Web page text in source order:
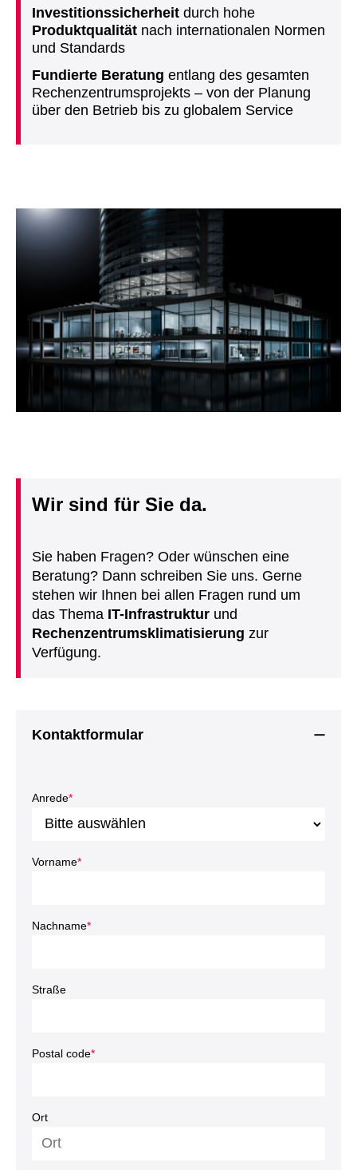
Investitionssicherheit durch hohe
Produktqualität nach internationalen Normen
und Standards
Fundierte Beratung entlang des gesamten
Rechenzentrumsprojekts – von der Planung
über den Betrieb bis zu globalem Service
Wir sind für Sie da.
Sie haben Fragen? Oder wünschen eine
Beratung? Dann schreiben Sie uns. Gerne
stehen wir Ihnen bei allen Fragen rund um
das Thema IT-Infrastruktur und
Rechenzentrumsklimatisierung zur
Verfügung.
Kontaktformular
Anrede*
Vorname*
Nachname*
Straße
Postal code*
Ort